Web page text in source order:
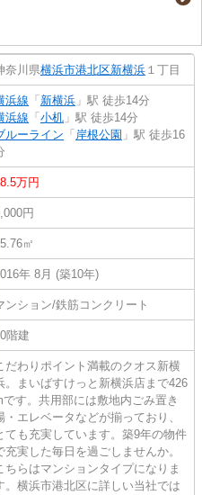
奈川県横浜市港北区新横浜 １丁目
浜線 「 新横浜 」駅 徒歩14分
浜線 「 小机 」駅 徒歩14分
ルーライン 「 岸根公園 」駅 徒歩16
万円
円
㎡
年 8月 (築10年)
ンション/鉄筋コンクリート
階建
だわりポイント満載のクオス新横
。まいばすけっと新横浜店まで426
です。共用部には敷地内ごみ置き
・エレベータなどが揃っており、
ても充実しています。築9年の物件
充実した毎日を過ごしませんか。
ちらはマンションタイプになりま
。横浜市港北区に詳しい当社では